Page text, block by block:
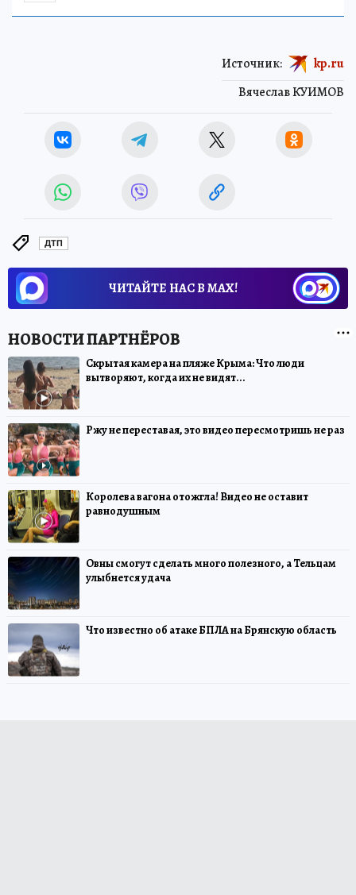
Вячеслав КУИМОВ
Источник: kp.ru
ДТП
ЧИТАЙТЕ НАС В МАХ!
Скрытая камера на пляже Крыма: Что люди
вытворяют, когда их не видят...
Ржу не переставая, это видео пересмотришь не раз
Королева вагона отожгла! Видео не оставит
равнодушным
Овны смогут сделать много полезного, а Тельцам
улыбнется удача
Что известно об атаке БПЛА на Брянскую область